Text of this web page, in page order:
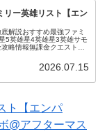
リー英雄リスト【エン
解説おすすめ最強ファミ
5英雄星4英雄星3英雄サモ
略情報無課金クエスト攻
2026.07.15
ト【エンパ
@アフターマス